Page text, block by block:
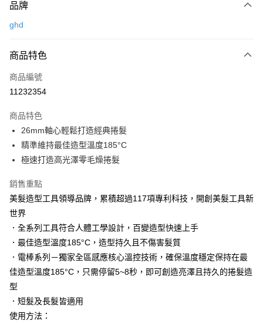
信用卡一次付款
Apple Pay
街口支付
Google Pay
AFTEE先享後付
相關說明
AFTEE先享後付是「在收到商品之後才付款」的支付方式。 讓您購物簡單
１．簡單：不需註冊會員、不需綁卡、不需儲值。
２．便利：只要手機號碼，簡訊認證，即可結帳。
３．安心：先確認商品／服務後，再付款。
【「AFTEE先享後付」結帳流程】
１．於結帳方式選擇「AFTEE先享後付」後，將跳轉至「AFTEE先享後付」
２．訂單成立數日內，您將收到繳費通知簡訊。
３．收到繳費通知簡訊後14天內，點擊此簡訊中的連結，可透過四大超商／
ATM／網路銀行／等多元方式進行付款，方視為交易完成。
※ 請注意：結帳手續完成當下不需立刻繳費，但若您需要取消訂單，請聯絡
購買商品的店家。未經商家同意取消之訂單仍視為有效，需透過AFTEE先享
運送方式
宅配
宅配-離島
每筆NT$320，滿NT$3,000(含以上)免運費
品牌
ghd
商品特色
商品編號
11232354
商品特色
26mm軸心輕鬆打造經典捲髮
精準維持最佳造型溫度185°C
極速打造高光澤零毛燥捲髮
銷售重點
美髮造型工具領導品牌，累積超過117項專利科技，開創美髮工具新
世界
．全系列工具符合人體工學設計，百變造型快速上手
．最佳造型溫度185°C，造型持久且不傷害髮質
．電棒系列－獨家全區感應核心溫控技術，確保溫度穩定保持在最
佳造型溫度185°C，只需停留5~8秒，即可創造亮澤且持久的捲髮造
型
．短髮及長髮皆適用
使用方法：